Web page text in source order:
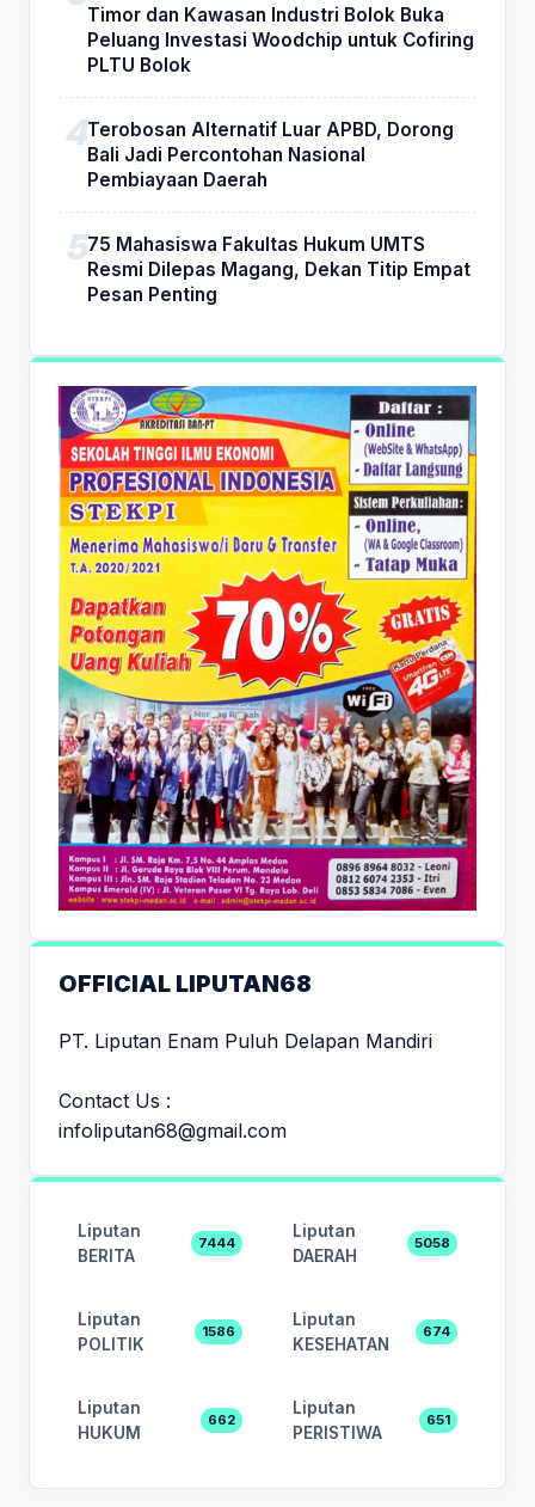
Timor dan Kawasan Industri Bolok Buka
Peluang Investasi Woodchip untuk Cofiring
PLTU Bolok
Terobosan Alternatif Luar APBD, Dorong
Bali Jadi Percontohan Nasional
Pembiayaan Daerah
75 Mahasiswa Fakultas Hukum UMTS
Resmi Dilepas Magang, Dekan Titip Empat
Pesan Penting
OFFICIAL LIPUTAN68
PT. Liputan Enam Puluh Delapan Mandiri
Contact Us :
infoliputan68@gmail.com
Liputan
BERITA
7444
Liputan
DAERAH
5058
Liputan
POLITIK
1586
Liputan
KESEHATAN
674
Liputan
HUKUM
662
Liputan
PERISTIWA
651